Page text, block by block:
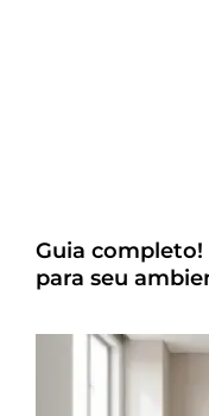
Guia completo!
para seu